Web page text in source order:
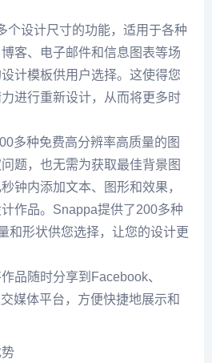
个设计尺寸的功能，适用于各种
客、电子邮件和信息图表等场
计模板供用户选择。这使得您
进行重新设计，从而将更多时
多种免费高分辨率高质量的图
题，也无需为获取最佳背景图
钟内添加文本、图形和效果，
作品。Snappa提供了200多种
和形状供您选择，让您的设计更
品随时分享到Facebook、
媒体平台，方便快捷地展示和